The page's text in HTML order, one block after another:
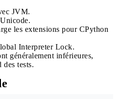
JVM.
les extensions pour CPython
Interpreter Lock.
généralement inférieures,
des tests.